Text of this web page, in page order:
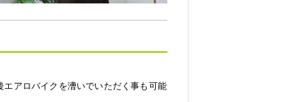
エアロバイクを漕いでいただく事も可能